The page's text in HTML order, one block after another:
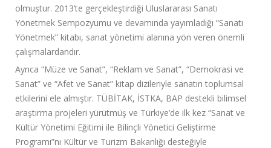
olmuştur. 2013’te gerçekleştirdiği Uluslararası Sanatı
Yönetmek Sempozyumu ve devamında yayımladığı “Sanatı
Yönetmek” kitabı, sanat yönetimi alanına yön veren önemli
çalışmalardandır.
Ayrıca “Müze ve Sanat”, “Reklam ve Sanat”, “Demokrasi ve
Sanat” ve “Afet ve Sanat” kitap dizileriyle sanatın toplumsal
etkilerini ele almıştır. TÜBİTAK, İSTKA, BAP destekli bilimsel
araştırma projeleri yürütmüş ve Türkiye’de ilk kez “Sanat ve
Kültür Yönetimi Eğitimi ile Bilinçli Yönetici Geliştirme
Programı”nı Kültür ve Turizm Bakanlığı desteğiyle